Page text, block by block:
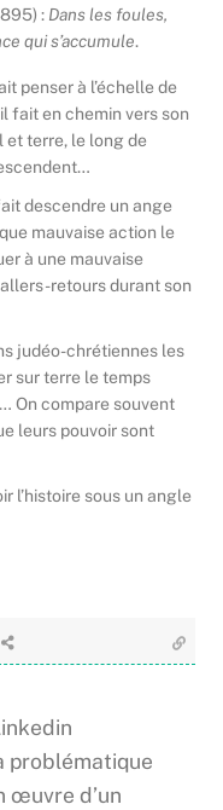
: Dans les foules,
qui s’accumule.
penser à l’échelle de
fait en chemin vers son
et terre, le long de
descendre un ange
mauvaise action le
à une mauvaise
retours durant son
judéo-chrétiennes les
sur terre le temps
On compare souvent
leurs pouvoir sont
l’histoire sous un angle
problématique
œuvre d’un